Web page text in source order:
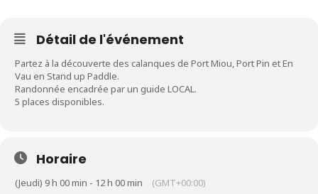
Détail de l'événement
Partez à la découverte des calanques de Port Miou, Port Pin et En
Vau en Stand up Paddle.
Randonnée encadrée par un guide LOCAL.
5 places disponibles.
Horaire
(Jeudi) 9 h 00 min - 12 h 00 min (GMT+00:00)